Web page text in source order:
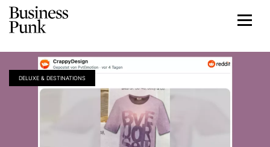
DELUXE & DESTINATIONS